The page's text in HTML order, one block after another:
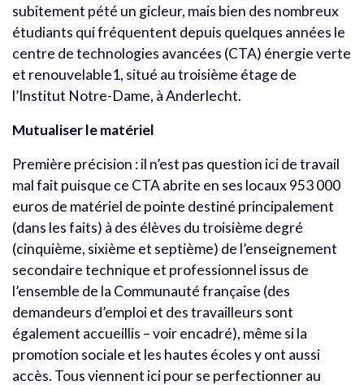
subitement pété un gicleur, mais bien des nombreux
étudiants qui fréquentent depuis quelques années le
centre de technologies avancées (CTA) énergie verte
et renouvelable1, situé au troisième étage de
l’Institut Notre-Dame, à Anderlecht.
Mutualiser le matériel
Première précision : il n’est pas question ici de travail
mal fait puisque ce CTA abrite en ses locaux 953 000
euros de matériel de pointe destiné principalement
(dans les faits) à des élèves du troisième degré
(cinquième, sixième et septième) de l’enseignement
secondaire technique et professionnel issus de
l’ensemble de la Communauté française (des
demandeurs d’emploi et des travailleurs sont
également accueillis – voir encadré), même si la
promotion sociale et les hautes écoles y ont aussi
accès. Tous viennent ici pour se perfectionner au